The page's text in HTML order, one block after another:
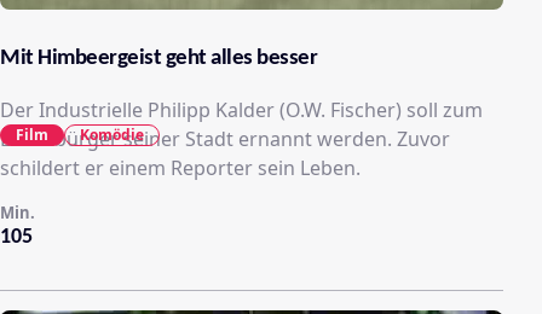
Mit Himbeergeist geht alles besser
Der Industrielle Philipp Kalder (O.W. Fischer) soll zum
Ehrenbürger seiner Stadt ernannt werden. Zuvor
schildert er einem Reporter sein Leben.
105
Min.
Film Komödie